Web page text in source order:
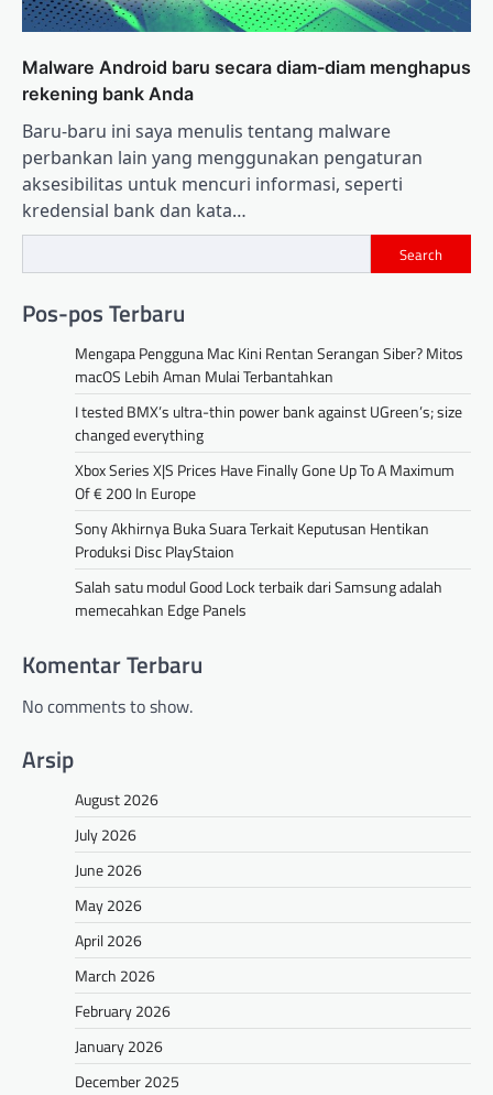
Malware Android baru secara diam-diam menghapus
rekening bank Anda
Baru-baru ini saya menulis tentang malware
perbankan lain yang menggunakan pengaturan
aksesibilitas untuk mencuri informasi, seperti
kredensial bank dan kata…
Search
Pos-pos Terbaru
Mengapa Pengguna Mac Kini Rentan Serangan Siber? Mitos
macOS Lebih Aman Mulai Terbantahkan
I tested BMX’s ultra-thin power bank against UGreen’s; size
changed everything
Xbox Series X|S Prices Have Finally Gone Up To A Maximum
Of € 200 In Europe
Sony Akhirnya Buka Suara Terkait Keputusan Hentikan
Produksi Disc PlayStaion
Salah satu modul Good Lock terbaik dari Samsung adalah
memecahkan Edge Panels
Komentar Terbaru
No comments to show.
Arsip
August 2026
July 2026
June 2026
May 2026
April 2026
March 2026
February 2026
January 2026
December 2025